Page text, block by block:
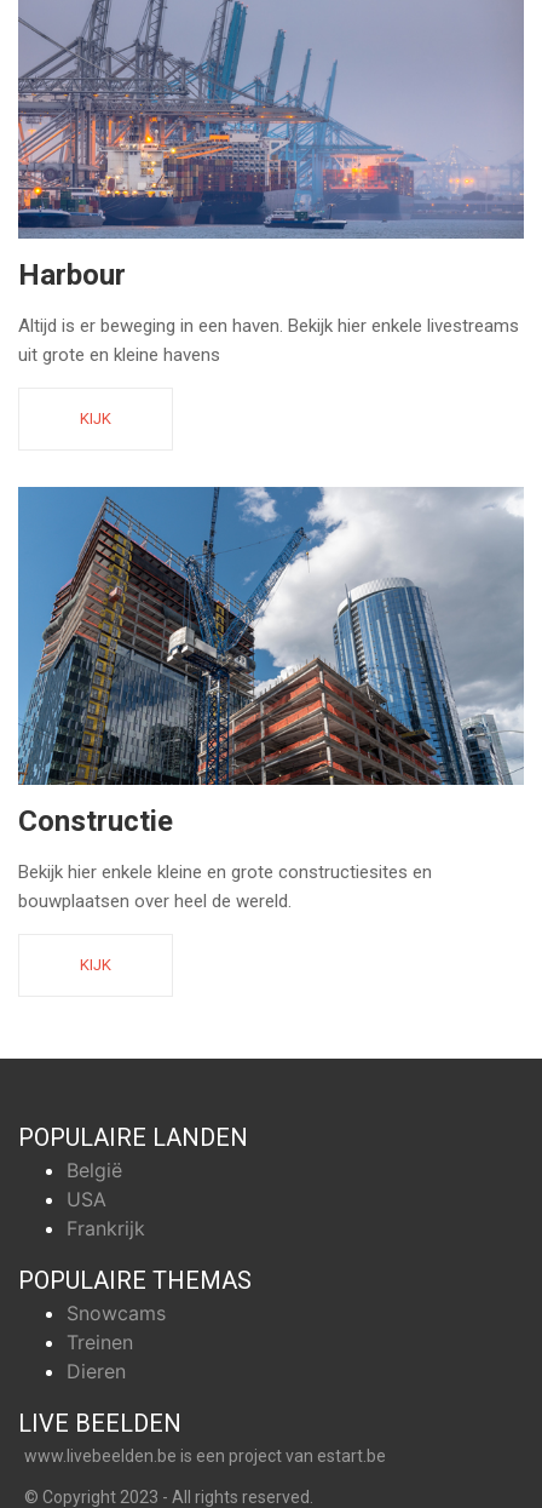
Harbour
Altijd is er beweging in een haven. Bekijk hier enkele livestreams
uit grote en kleine havens
KIJK
Constructie
Bekijk hier enkele kleine en grote constructiesites en
bouwplaatsen over heel de wereld.
KIJK
POPULAIRE LANDEN
België
USA
Frankrijk
POPULAIRE THEMAS
Snowcams
Treinen
Dieren
LIVE BEELDEN
www.livebeelden.be is een project van estart.be
© Copyright 2023 - All rights reserved.